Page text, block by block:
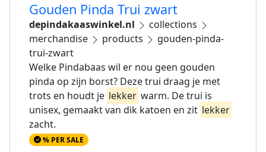
Gouden Pinda Trui zwart
depindakaaswinkel.nl
collections
merchandise
products
gouden-pinda-
trui-zwart
Welke Pindabaas wil er nou geen gouden
pinda op zijn borst? Deze trui draag je met
trots en houdt je lekker warm. De trui is
unisex, gemaakt van dik katoen en zit lekker
zacht.
% PER SALE